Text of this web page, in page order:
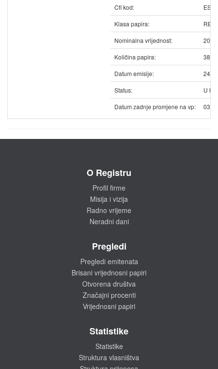
Cfi kod:
Klasa papira:
Nominalna vrijednost:
20.60
Količina papira:
Datum emisije:
Status:
U
Datum zadnje promjene na vp:
O Registru
Profil firme
Misija i vizija
Radno vrijeme
Neradni dani
Pregledi
Pregledi emitenata
Brisani vrijednosni papiri
Otvorena društva
Značajni procenti
Vrijednosni papiri
Statistike
Statistike
Struktura vlasništva